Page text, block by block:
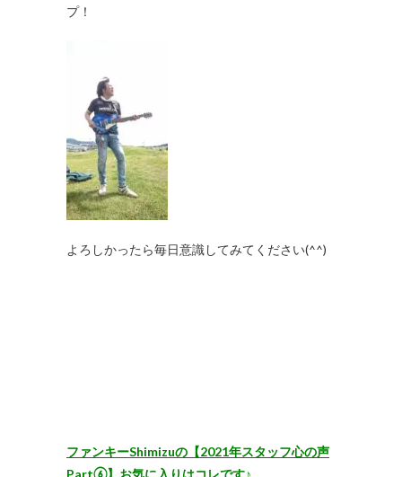
プ！
よろしかったら毎日意識してみてください(^^)
ファンキーShimizuの【2021年スタッフ心の声
Part⑥】お気に入りはコレです♪